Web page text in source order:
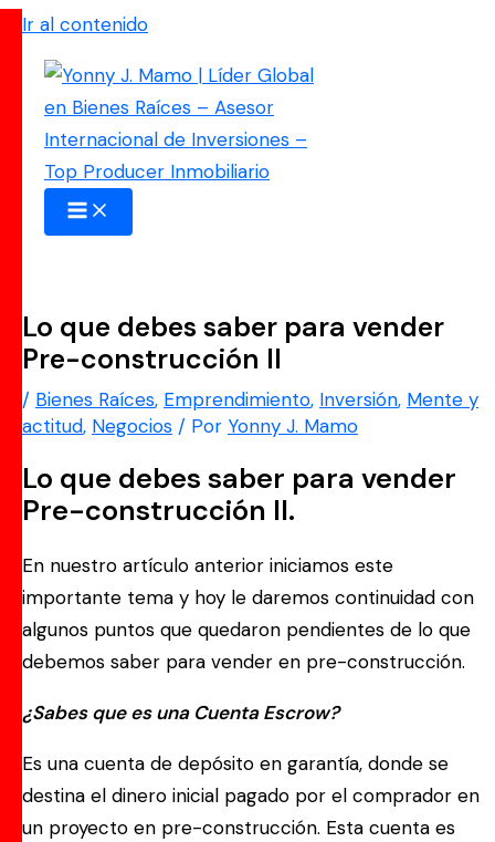
Ir al contenido
Lo que debes saber para vender
Pre-construcción II
/ Bienes Raíces, Emprendimiento, Inversión, Mente y
actitud, Negocios / Por Yonny J. Mamo
Lo que debes saber para vender
Pre-construcción II.
En nuestro artículo anterior iniciamos este
importante tema y hoy le daremos continuidad con
algunos puntos que quedaron pendientes de lo que
debemos saber para vender en pre-construcción.
¿Sabes que es una Cuenta Escrow?
Es una cuenta de depósito en garantía, donde se
destina el dinero inicial pagado por el comprador en
un proyecto en pre-construcción. Esta cuenta es